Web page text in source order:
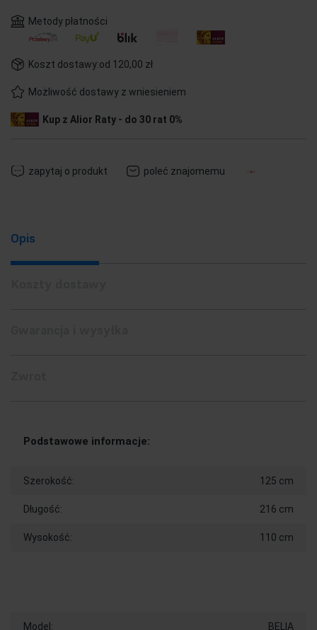
Metody płatności
Koszt dostawy:od 120,00 zł
Możliwość dostawy z wniesieniem
Kup z Alior Raty - do 30 rat 0%
zapytaj o produkt poleć znajomemu
Opis
Podstawowe informacje:
Szerokość: 125 cm
Długość: 216 cm
Wysokość: 110 cm
Model: BELIA